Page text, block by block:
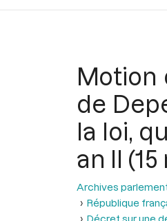
Motion
de
la loi,
an II
Archives
République
Décret sur une